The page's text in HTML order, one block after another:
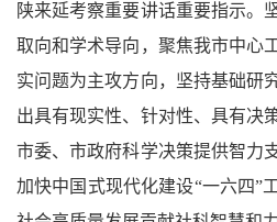
陕来延考察重要讲话重要指示。
取向和学术导向，聚焦我市中心
实问题为主攻方向，坚持基础研
出具有现实性、针对性、具有决
市委、市政府科学决策提供智力
加快中国式现代化建设“一六四”